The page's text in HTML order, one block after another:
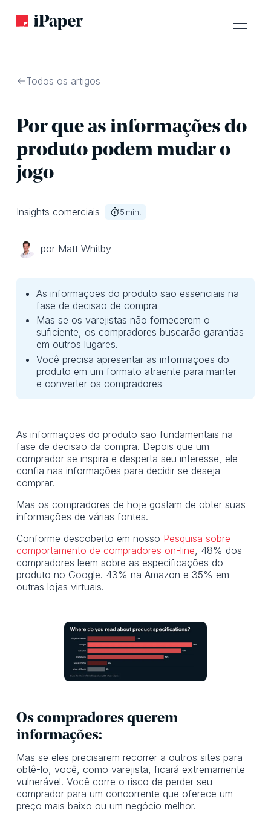
Todos os artigos
Por que as informações do
produto podem mudar o
jogo
Insights comerciais 5 min.
por Matt Whitby
As informações do produto são essenciais na
fase de decisão de compra
Mas se os varejistas não fornecerem o
suficiente, os compradores buscarão garantias
em outros lugares.
Você precisa apresentar as informações do
produto em um formato atraente para manter
e converter os compradores
As informações do produto são fundamentais na
fase de decisão da compra. Depois que um
comprador se inspira e desperta seu interesse, ele
confia nas informações para decidir se deseja
comprar.
Mas os compradores de hoje gostam de obter suas
informações de várias fontes.
Conforme descoberto em nosso Pesquisa sobre
comportamento de compradores on-line, 48% dos
compradores leem sobre as especificações do
produto no Google. 43% na Amazon e 35% em
outras lojas virtuais.
Os compradores querem
informações:
Mas se eles precisarem recorrer a outros sites para
obtê-lo, você, como varejista, ficará extremamente
vulnerável. Você corre o risco de perder seu
comprador para um concorrente que oferece um
preço mais baixo ou um negócio melhor.